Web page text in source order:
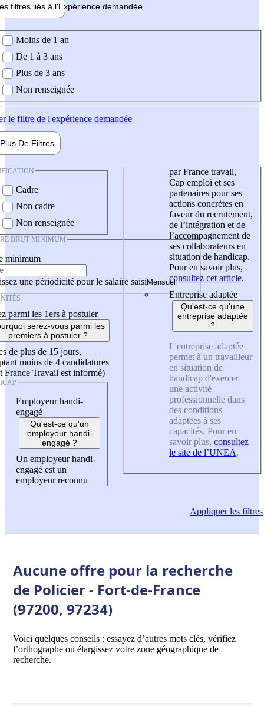
filtres liés à l'Expérience demandée
demandée
Moins de 1 an
De 1 à 3 ans
Plus de 3 ans
Non renseignée
le filtre de l'expérience demandée
Plus De Filtres
Cadre
Non cadre
Non renseignée
BRUT MINIMUM
minimum
une périodicité pour le salaire saisi
parmi les 1ers à postuler
serez-vous parmi les
premiers à postuler ?
de plus de 15 jours,
moins de 4 candidatures
France Travail est informé)
Employeur handi-
engagé
Qu'est-ce qu'un
employeur handi-
engagé ?
Un employeur handi-
engagé est un
employeur reconnu
par France travail,
Cap emploi et ses
partenaires pour ses
actions concrètes en
faveur du recrutement,
de l’intégration et de
l’accompagnement de
ses collaborateurs en
situation de handicap.
Pour en savoir plus,
consultez cet article.
Entreprise adaptée
Qu'est-ce qu'une
entreprise adaptée
?
L'entreprise adaptée
permet à un travailleur
en situation de
handicap d'exercer
une activité
professionnelle dans
des conditions
adaptées à ses
capacités. Pour en
savoir plus, consultez
le site de l’UNEA.
Appliquerles filtres
Aucune offre pour la recherche
de Policier - Fort-de-France
(97200, 97234)
Voici quelques conseils : essayez d’autres mots clés, vérifiez
l’orthographe ou élargissez votre zone géographique de
recherche.